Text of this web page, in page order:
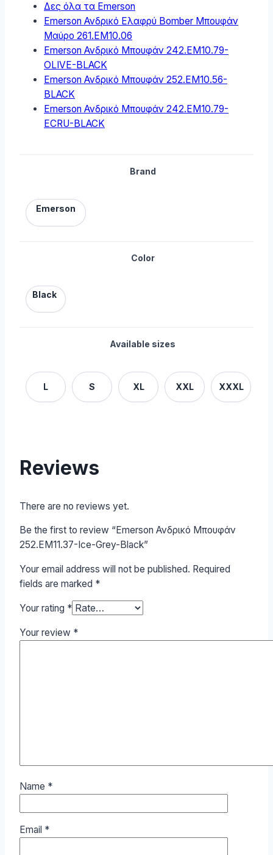
Δες όλα τα Emerson
Emerson Ανδρικό Ελαφρύ Bomber Μπουφάν
Μαύρο 261.EM10.06
Emerson Ανδρικό Μπουφάν 242.EM10.79-
OLIVE-BLACK
Emerson Ανδρικό Μπουφάν 252.EM10.56-
BLACK
Emerson Ανδρικό Μπουφάν 242.EM10.79-
ECRU-BLACK
Brand
Emerson
Color
Black
Available sizes
L S XL XXL XXXL
Reviews
There are no reviews yet.
Be the first to review “Emerson Ανδρικό Μπουφάν
252.EM11.37-Ice-Grey-Black”
Your email address will not be published. Required
fields are marked *
Your rating *
Your review *
Name *
Email *